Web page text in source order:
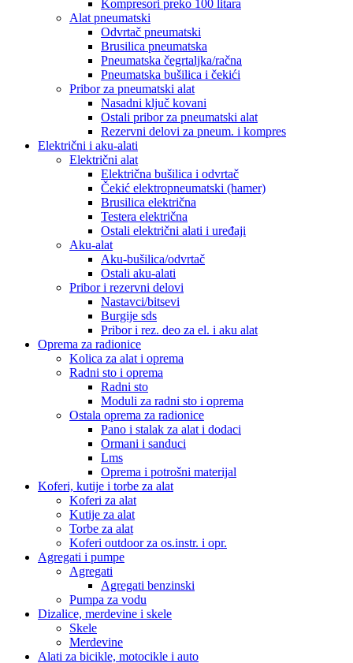
Kompresori preko 100 litara
Alat pneumatski
Odvrtač pneumatski
Brusilica pneumatska
Pneumatska čegrtaljka/račna
Pneumatska bušilica i čekići
Pribor za pneumatski alat
Nasadni ključ kovani
Ostali pribor za pneumatski alat
Rezervni delovi za pneum. i kompres
Električni i aku-alati
Električni alat
Električna bušilica i odvrtač
Čekić elektropneumatski (hamer)
Brusilica električna
Testera električna
Ostali električni alati i uređaji
Aku-alat
Aku-bušilica/odvrtač
Ostali aku-alati
Pribor i rezervni delovi
Nastavci/bitsevi
Burgije sds
Pribor i rez. deo za el. i aku alat
Oprema za radionice
Kolica za alat i oprema
Radni sto i oprema
Radni sto
Moduli za radni sto i oprema
Ostala oprema za radionice
Pano i stalak za alat i dodaci
Ormani i sanduci
Lms
Oprema i potrošni materijal
Koferi, kutije i torbe za alat
Koferi za alat
Kutije za alat
Torbe za alat
Koferi outdoor za os.instr. i opr.
Agregati i pumpe
Agregati
Agregati benzinski
Pumpa za vodu
Dizalice, merdevine i skele
Skele
Merdevine
Alati za bicikle, motocikle i auto